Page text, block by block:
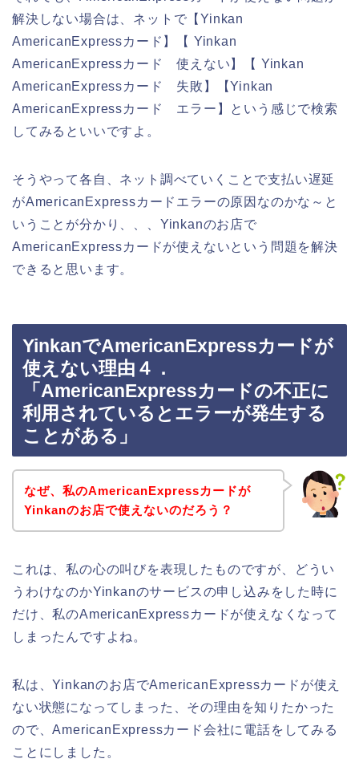
解決しない場合は、ネットで【Yinkan
AmericanExpressカード】【 Yinkan
AmericanExpressカード 使えない】【 Yinkan
AmericanExpressカード 失敗】【Yinkan
AmericanExpressカード エラー】という感じで検索
してみるといいですよ。
そうやって各自、ネット調べていくことで支払い遅延
がAmericanExpressカードエラーの原因なのかな～と
いうことが分かり、、、Yinkanのお店で
AmericanExpressカードが使えないという問題を解決
できると思います。
YinkanでAmericanExpressカードが
使えない理由４．
「AmericanExpressカードの不正に
利用されているとエラーが発生する
ことがある」
なぜ、私のAmericanExpressカードが
Yinkanのお店で使えないのだろう？
これは、私の心の叫びを表現したものですが、どうい
うわけなのかYinkanのサービスの申し込みをした時に
だけ、私のAmericanExpressカードが使えなくなって
しまったんですよね。
私は、Yinkanのお店でAmericanExpressカードが使え
ない状態になってしまった、その理由を知りたかった
ので、AmericanExpressカード会社に電話をしてみる
ことにしました。